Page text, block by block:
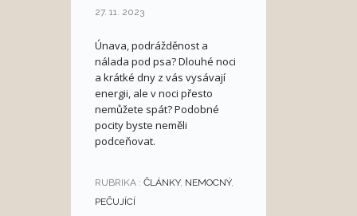
27. 11. 2023
Únava, podrážděnost a
nálada pod psa? Dlouhé noci
a krátké dny z vás vysávají
energii, ale v noci přesto
nemůžete spát? Podobné
pocity byste neměli
podceňovat.
RUBRIKA : ČLÁNKY, NEMOCNÝ,
PEČUJÍCÍ